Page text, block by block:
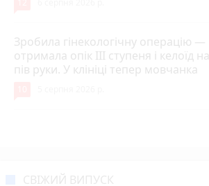
Зробила гінекологічну операцію —
отримала опік ІІІ ступеня і келоїд на
пів руки. У клініці тепер мовчанка